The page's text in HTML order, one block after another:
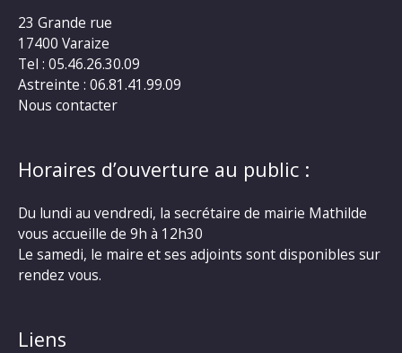
23 Grande rue
17400 Varaize
Tel : 05.46.26.30.09
Astreinte : 06.81.41.99.09
Nous contacter
Horaires d’ouverture au public :
Du lundi au vendredi, la secrétaire de mairie Mathilde
vous accueille de 9h à 12h30
Le samedi, le maire et ses adjoints sont disponibles sur
rendez vous.
Liens